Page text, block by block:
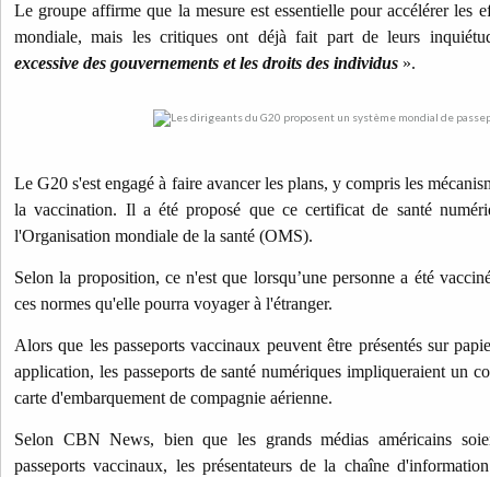
Le groupe affirme que la mesure est essentielle pour accélérer les
mondiale, mais les critiques ont déjà fait part de leurs
excessive des gouvernements et les droits des individus ».
Le G20 s'est engagé à faire avancer les plans, y compris les
la vaccination. Il a été proposé que ce certificat de santé
l'Organisation mondiale de la santé (OMS).
Selon la proposition, ce n'est que lorsqu’une personne a été
ces normes qu'elle pourra voyager à l'étranger.
Alors que les passeports vaccinaux peuvent être présentés sur
application, les passeports de santé numériques impliqueraient un
carte d'embarquement de compagnie aérienne.
Selon CBN News, bien que les grands médias américains
passeports vaccinaux, les présentateurs de la chaîne